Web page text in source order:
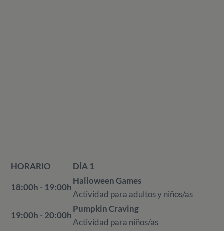
HORARIO
DÍA 1
18:00h - 19:00h
Halloween Games
Actividad para adultos y niños/as
19:00h - 20:00h
Pumpkin Craving
Actividad para niños/as